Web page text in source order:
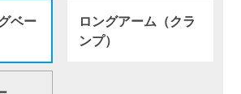
ベー
ロングアーム（クラ
ンプ）